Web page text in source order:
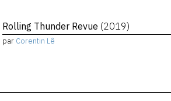
Rolling Thunder Revue (2019)
par Corentin Lê